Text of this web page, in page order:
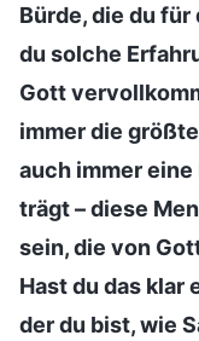
Bürde, die du
du solche
Gott
immer die
auch immer
trägt – diese
sein, die von
Hast du das klar
der du bist, wie